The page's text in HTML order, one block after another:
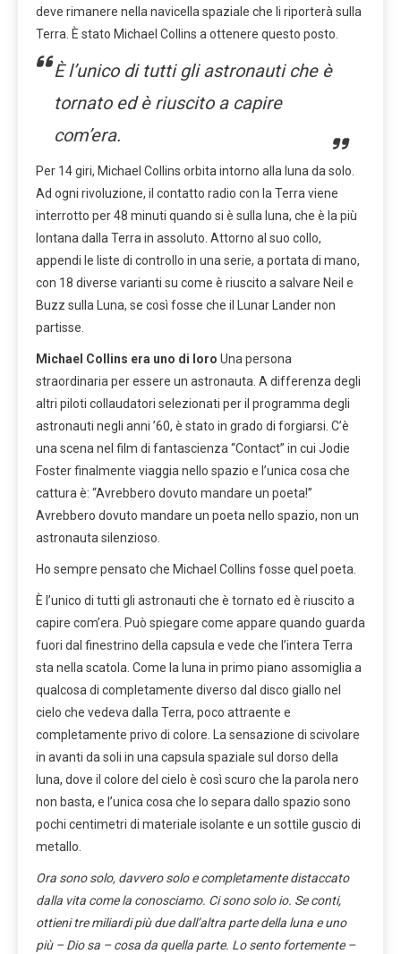
deve rimanere nella navicella spaziale che li riporterà sulla
Terra. È stato Michael Collins a ottenere questo posto.
È l’unico di tutti gli astronauti che è
tornato ed è riuscito a capire
com’era.
Per 14 giri, Michael Collins orbita intorno alla luna da solo.
Ad ogni rivoluzione, il contatto radio con la Terra viene
interrotto per 48 minuti quando si è sulla luna, che è la più
lontana dalla Terra in assoluto. Attorno al suo collo,
appendi le liste di controllo in una serie, a portata di mano,
con 18 diverse varianti su come è riuscito a salvare Neil e
Buzz sulla Luna, se così fosse che il Lunar Lander non
partisse.
Michael Collins era uno di loro Una persona
straordinaria per essere un astronauta. A differenza degli
altri piloti collaudatori selezionati per il programma degli
astronauti negli anni ’60, è stato in grado di forgiarsi. C’è
una scena nel film di fantascienza “Contact” in cui Jodie
Foster finalmente viaggia nello spazio e l’unica cosa che
cattura è: “Avrebbero dovuto mandare un poeta!”
Avrebbero dovuto mandare un poeta nello spazio, non un
astronauta silenzioso.
Ho sempre pensato che Michael Collins fosse quel poeta.
È l’unico di tutti gli astronauti che è tornato ed è riuscito a
capire com’era. Può spiegare come appare quando guarda
fuori dal finestrino della capsula e vede che l’intera Terra
sta nella scatola. Come la luna in primo piano assomiglia a
qualcosa di completamente diverso dal disco giallo nel
cielo che vedeva dalla Terra, poco attraente e
completamente privo di colore. La sensazione di scivolare
in avanti da soli in una capsula spaziale sul dorso della
luna, dove il colore del cielo è così scuro che la parola nero
non basta, e l’unica cosa che lo separa dallo spazio sono
pochi centimetri di materiale isolante e un sottile guscio di
metallo.
Ora sono solo, davvero solo e completamente distaccato
dalla vita come la conosciamo. Ci sono solo io. Se conti,
ottieni tre miliardi più due dall’altra parte della luna e uno
più – Dio sa – cosa da quella parte. Lo sento fortemente –